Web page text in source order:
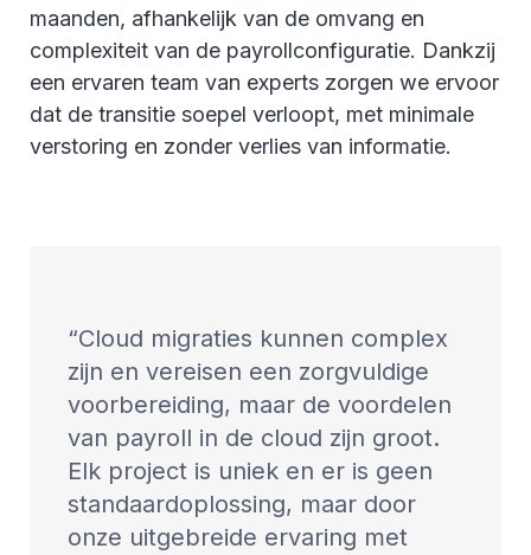
maanden, afhankelijk van de omvang en
complexiteit van de payrollconfiguratie. Dankzij
een ervaren team van experts zorgen we ervoor
dat de transitie soepel verloopt, met minimale
verstoring en zonder verlies van informatie.
Cloud migraties kunnen complex
zijn en vereisen een zorgvuldige
voorbereiding, maar de voordelen
van payroll in de cloud zijn groot.
Elk project is uniek en er is geen
standaardoplossing, maar door
onze uitgebreide ervaring met